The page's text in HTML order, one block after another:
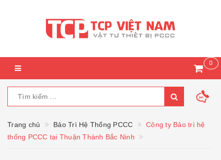
0
Trang chủ Bảo Trì Hệ Thống PCCC
Công ty Bảo trì hệ
thống PCCC tại Thuận Thành Bắc Ninh